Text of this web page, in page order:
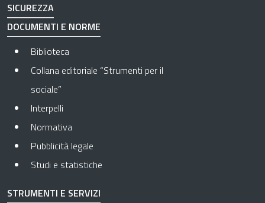
SICUREZZA
DOCUMENTI E NORME
Biblioteca
Collana editoriale “Strumenti per il
sociale”
Interpelli
Normativa
Pubblicità legale
Studi e statistiche
STRUMENTI E SERVIZI